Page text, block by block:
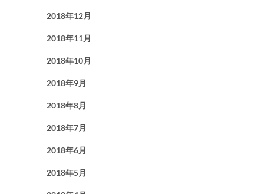
2018年12月
2018年11月
2018年10月
2018年9月
2018年8月
2018年7月
2018年6月
2018年5月